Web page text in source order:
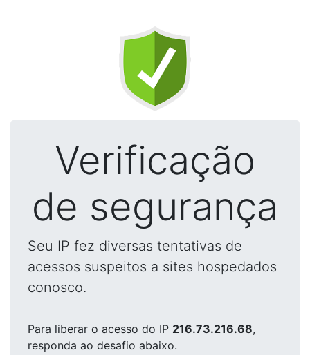
Verificação
de segurança
Seu IP fez diversas tentativas de
acessos suspeitos a sites hospedados
conosco.
Para liberar o acesso do IP 216.73.216.68,
responda ao desafio abaixo.